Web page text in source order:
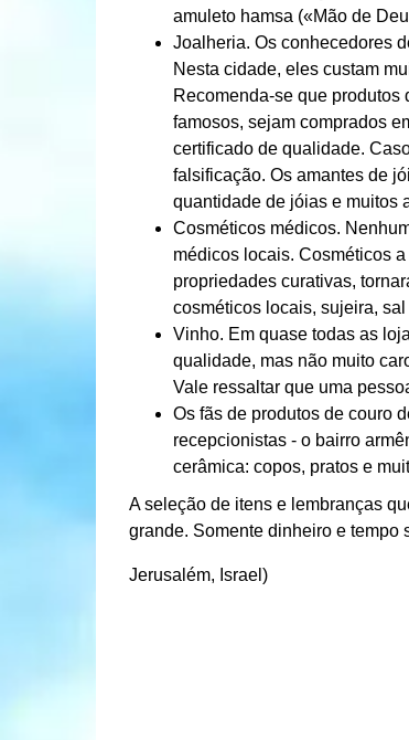
amuleto hamsa («Mão de
Joalheria. Os conhecedores
Nesta cidade, eles custam
Recomenda-se que
famosos, sejam comprados
certificado de qualidade.
falsificação. Os amantes de
quantidade de jóias e muitos
Cosméticos médicos.
médicos locais. Cosméticos
propriedades curativas,
cosméticos locais, sujeira,
Vinho. Em quase todas as
qualidade, mas não muito
Vale ressaltar que uma
Os fãs de produtos de couro
recepcionistas - o bairro
cerâmica: copos, pratos e
A seleção de itens e lembranças
grande. Somente dinheiro e tempo
Jerusalém, Israel)